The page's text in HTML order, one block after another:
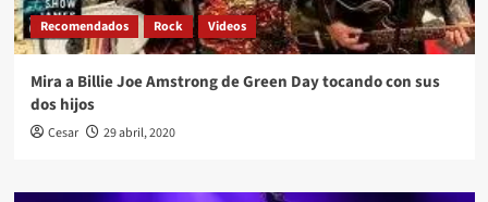
Recomendados Rock Videos
Mira a Billie Joe Amstrong de Green Day tocando con sus
dos hijos
Cesar 29 abril, 2020